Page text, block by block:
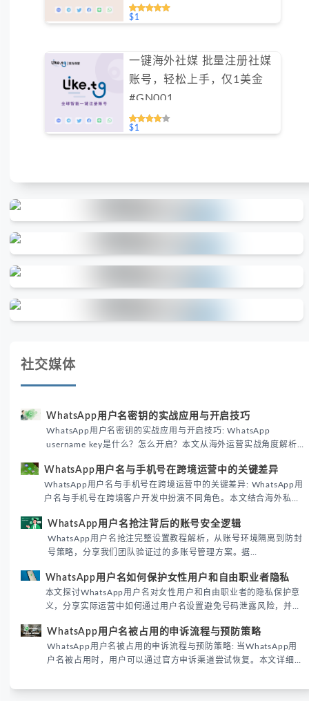
免费测试）
$1
一键海外社媒 批量注册社媒
账号，轻松上手，仅1美金
#GN001
$1
社交媒体
WhatsApp用户名密钥的实战应用与开启技巧
WhatsApp用户名密钥的实战应用与开启技巧: WhatsApp
username key是什么？怎么开启？本文从海外运营实战角度解析
境团队高效触达目标客户。
WhatsApp用户名与手机号在跨境运营中的关键差异
WhatsApp用户名与手机号在跨境运营中的关键差异: WhatsApp用
户名与手机号在跨境客户开发中扮演不同角色。本文结合海外私域
际差异，帮助团队优化WhatsApp营销策略。
WhatsApp用户名抢注背后的账号安全逻辑
WhatsApp用户名抢注完整设置教程解析，从账号环境隔离到防封
号策略，分享我们团队验证过的多账号管理方案。据
性直接影响转化率。
WhatsApp用户名如何保护女性用户和自由职业者隐私
本文探讨WhatsApp用户名对女性用户和自由职业者的隐私保护意
义，分享实际运营中如何通过用户名设置避免号码泄露风险，并提
已成为全球数字沟通的首要考量。
WhatsApp用户名被占用的申诉流程与预防策略
WhatsApp用户名被占用的申诉流程与预防策略: 当WhatsApp用
户名被占用时，用户可以通过官方申诉渠道尝试恢复。本文详细解
账号安全。